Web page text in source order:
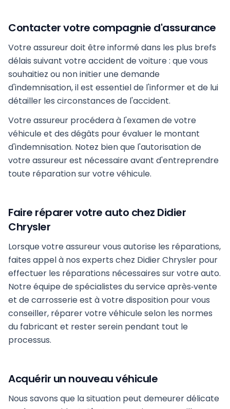
Contacter votre compagnie d'assurance
Votre assureur doit être informé dans les plus brefs
délais suivant votre accident de voiture : que vous
souhaitiez ou non initier une demande
d'indemnisation, il est essentiel de l'informer et de lui
détailler les circonstances de l'accident.
Votre assureur procédera à l'examen de votre
véhicule et des dégâts pour évaluer le montant
d'indemnisation. Notez bien que l'autorisation de
votre assureur est nécessaire avant d'entreprendre
toute réparation sur votre véhicule.
Faire réparer votre auto chez Didier
Chrysler
Lorsque votre assureur vous autorise les réparations,
faites appel à nos experts chez Didier Chrysler pour
effectuer les réparations nécessaires sur votre auto.
Notre équipe de spécialistes du service après‑vente
et de carrosserie est à votre disposition pour vous
conseiller, réparer votre véhicule selon les normes
du fabricant et rester serein pendant tout le
processus.
Acquérir un nouveau véhicule
Nous savons que la situation peut demeurer délicate